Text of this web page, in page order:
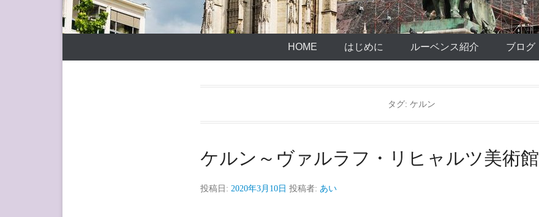
HOME はじめに ルーベンス紹介 ブログ
タグ: ケルン
ケルン～ヴァルラフ・リヒャルツ美術館
投稿日: 2020年3月10日 投稿者: あい